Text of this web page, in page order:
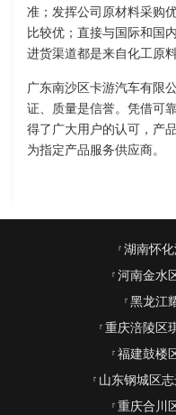
准；发挥公司原材料采购
比较优；直接与国际和国
进货渠道都是来自化工原
广东南沙区卡游汽车有限
证、质量是信誉。凭借可
得了广大用户的认可，产
为指定产品服务供应商。
湖南怀
河南金水
黑龙江
重庆涪陵区
福建鼓楼
山东钢城区
重庆合川